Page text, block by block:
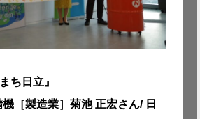
ち日立』
機 ［製造業］菊池 正宏さん/ 日